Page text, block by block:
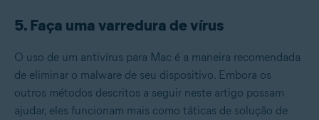
5. Faça uma varredura de vírus
O uso de um antivírus para Mac é a maneira recomendada
de eliminar o malware de seu dispositivo. Embora os
outros métodos descritos a seguir neste artigo possam
ajudar, eles funcionam mais como táticas de solução de